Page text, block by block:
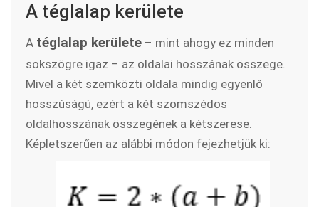
A téglalap kerülete
A téglalap kerülete – mint ahogy ez minden
sokszögre igaz – az oldalai hosszának összege.
Mivel a két szemközti oldala mindig egyenlő
hosszúságú, ezért a két szomszédos
oldalhosszának összegének a kétszerese.
Képletszerűen az alábbi módon fejezhetjük ki: